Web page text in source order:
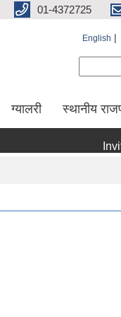
01-4372725
English
ग्यालरी स्थानीय